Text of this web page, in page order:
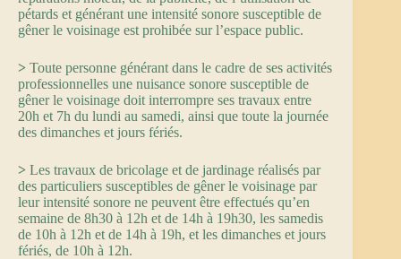
pétards et générant une intensité sonore susceptible de
gêner le voisinage est prohibée sur l’espace public.
> Toute personne générant dans le cadre de ses activités
professionnelles une nuisance sonore susceptible de
gêner le voisinage doit interrompre ses travaux entre
20h et 7h du lundi au samedi, ainsi que toute la journée
des dimanches et jours fériés.
> Les travaux de bricolage et de jardinage réalisés par
des particuliers susceptibles de gêner le voisinage par
leur intensité sonore ne peuvent être effectués qu’en
semaine de 8h30 à 12h et de 14h à 19h30, les samedis
de 10h à 12h et de 14h à 19h, et les dimanches et jours
fériés, de 10h à 12h.